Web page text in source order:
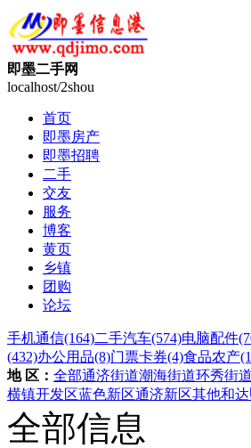
即墨二手网
localhost/2shou
首页
即墨房产
即墨招聘
二手
交友
服务
博客
黄页
乡镇
团购
论坛
手机通信(164)二手汽车(574)电脑配件
(432)办公用品(8)门票卡券(4)食品农产
地 区： 全部通济街道潮海街道环秀街道
横镇开发区蓝色新区通济新区其他和达
全部信息